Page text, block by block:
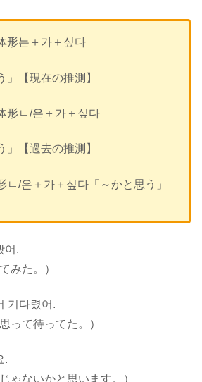
形는＋가＋싶다
」【現在の推測】
形ㄴ/은＋가＋싶다
」【過去の推測】
/은＋가＋싶다「～かと思う」
어.
みた。）
기다렸어.
って待ってた。）
.
ゃないかと思います。）